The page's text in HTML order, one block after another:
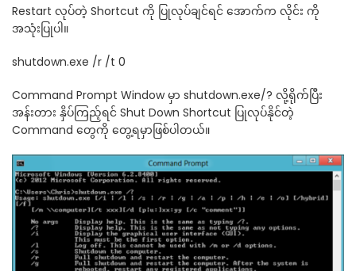
Restart လုပ်တဲ့ Shortcut ကို ပြုလုပ်ချင်ရင် အောက်က လိုင်း ကို
အသုံးပြုပါ။
shutdown.exe /r /t 0
Command Prompt Window မှာ shutdown.exe/? လို့ရိုက်ပြီး
အန်းတား နှိပ်ကြည့်ရင် Shut Down Shortcut ပြုလုပ်နိုင်တဲ့
Command တွေကို တွေ့ရမှာဖြစ်ပါတယ်။